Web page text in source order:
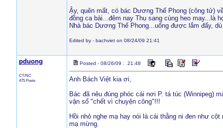
Ậy, quên mất, có bác Dương Thế Phong (công tử)
đồng ca bài...đêm nay Thu sang cùng heo may...là
Nhà bác Dương Thế Phong...uống được lắm đấy,
Edited by - bachviet on 08/24/09 21:41
pduong
CT/NC
475 Posts
Posted - 08/26/09 : 21:48
Anh Bách Việt kia ơi,
Bác đã nêu đúng phóc cái nơi P. tá túc (Winnipeg)
vận số "chết vì chuyện công"!!!
Hồi nhỏ nghe mạ hay nói là cái thằng ni đen như
mạ mừng.